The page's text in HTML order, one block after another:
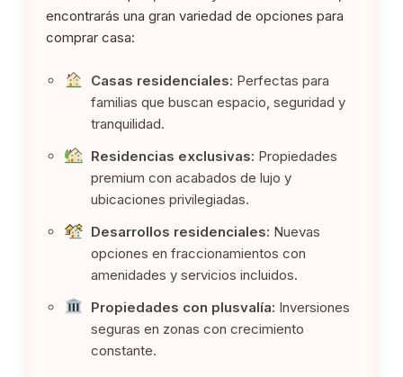
encontrarás una gran variedad de opciones para
comprar casa:
Casas residenciales: Perfectas para
familias que buscan espacio, seguridad y
tranquilidad.
Residencias exclusivas: Propiedades
premium con acabados de lujo y
ubicaciones privilegiadas.
Desarrollos residenciales: Nuevas
opciones en fraccionamientos con
amenidades y servicios incluidos.
Propiedades con plusvalía: Inversiones
seguras en zonas con crecimiento
constante.